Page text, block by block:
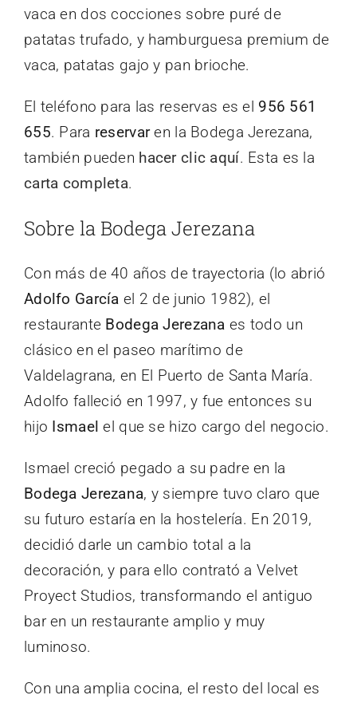
vaca en dos cocciones sobre puré de
patatas trufado, y hamburguesa premium de
vaca, patatas gajo y pan brioche.
El teléfono para las reservas es el 956 561
655. Para reservaren la Bodega Jerezana,
también pueden hacer clic aquí. Esta es la
carta completa.
Sobre la Bodega Jerezana
Con más de 40 años de trayectoria (lo abrió
Adolfo García el 2 de junio 1982), el
restaurante Bodega Jerezana es todo un
clásico en el paseo marítimo de
Valdelagrana, en El Puerto de Santa María.
Adolfo falleció en 1997, y fue entonces su
hijo Ismael el que se hizo cargo del negocio.
Ismael creció pegado a su padre en la
Bodega Jerezana, y siempre tuvo claro que
su futuro estaría en la hostelería. En 2019,
decidió darle un cambio total a la
decoración, y para ello contrató a Velvet
Proyect Studios, transformando el antiguo
bar en un restaurante amplio y muy
luminoso.
Con una amplia cocina, el resto del local es